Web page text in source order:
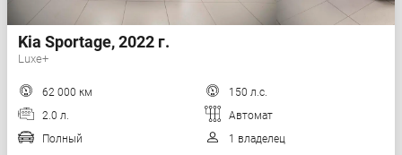
Kia Sportage, 2022 г.
Luxe+
62 000 км
150 л.с.
2.0 л.
Автомат
Полный
1 владелец